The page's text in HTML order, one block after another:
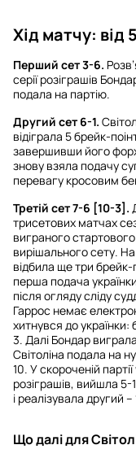
Хід матчу: від
Перший сет 3-6.
серії розіграшів
подала на партію.
Другий сет 6-1.
відіграла 5 брейк-
завершивши його
знову взяла подачу
перевагу кросовим
Третій сет 7-6 [10-3].
трисетових матчах
виграного
вирішального сету. На
відбила ще три брейк-
перша подача
після огляду сліду
Гаррос немає
хитнувся до
3. Далі Бондар
Світоліна подала на
10. У скороченій
розіграшів, вийшла 5-
і реалізувала другий –
Що далі для